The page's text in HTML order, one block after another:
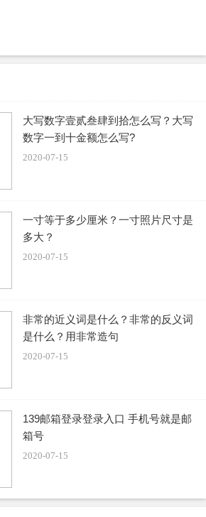
大写数字壹贰叁肆到拾怎么写？大写
数字一到十金额怎么写?
2020-07-15
一寸等于多少厘米？一寸照片尺寸是
多大？
2020-07-15
非常的近义词是什么？非常的反义词
是什么？用非常造句
2020-07-15
139邮箱登录登录入口 手机号就是邮
箱号
2020-07-15